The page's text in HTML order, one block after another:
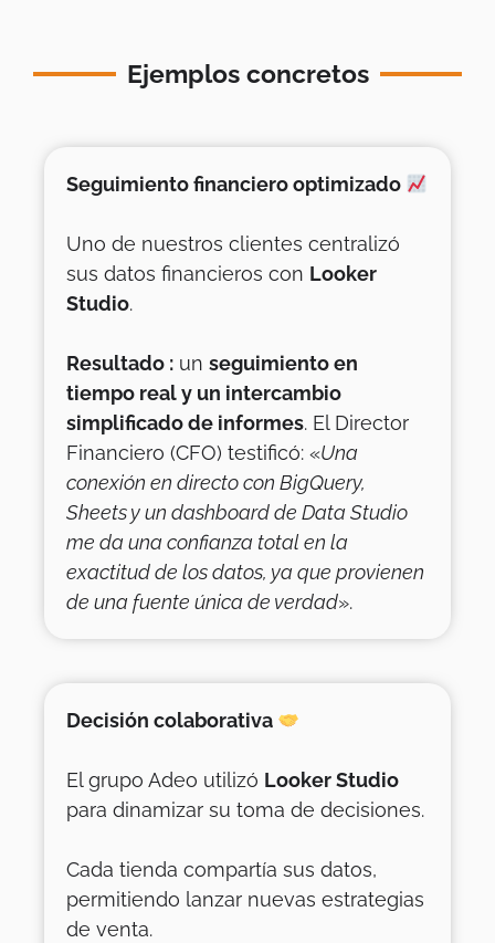
Ejemplos concretos
Seguimiento financiero optimizado
Uno de nuestros clientes centralizó
sus datos financieros con Looker
Studio.
Resultado : un seguimiento en
tiempo real y un intercambio
simplificado de informes. El Director
Financiero (CFO) testificó: «Una
conexión en directo con BigQuery,
Sheets y un dashboard de Data Studio
me da una confianza total en la
exactitud de los datos, ya que provienen
de una fuente única de verdad».
Decisión colaborativa
El grupo Adeo utilizó Looker Studio
para dinamizar su toma de decisiones.
Cada tienda compartía sus datos,
permitiendo lanzar nuevas estrategias
de venta.